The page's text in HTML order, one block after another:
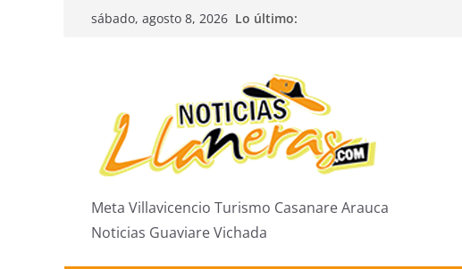
Saltarsábado, agosto 8, 2026 Lo último:
Meta Villavicencio Turismo Casanare Arauca
Noticias Guaviare Vichada